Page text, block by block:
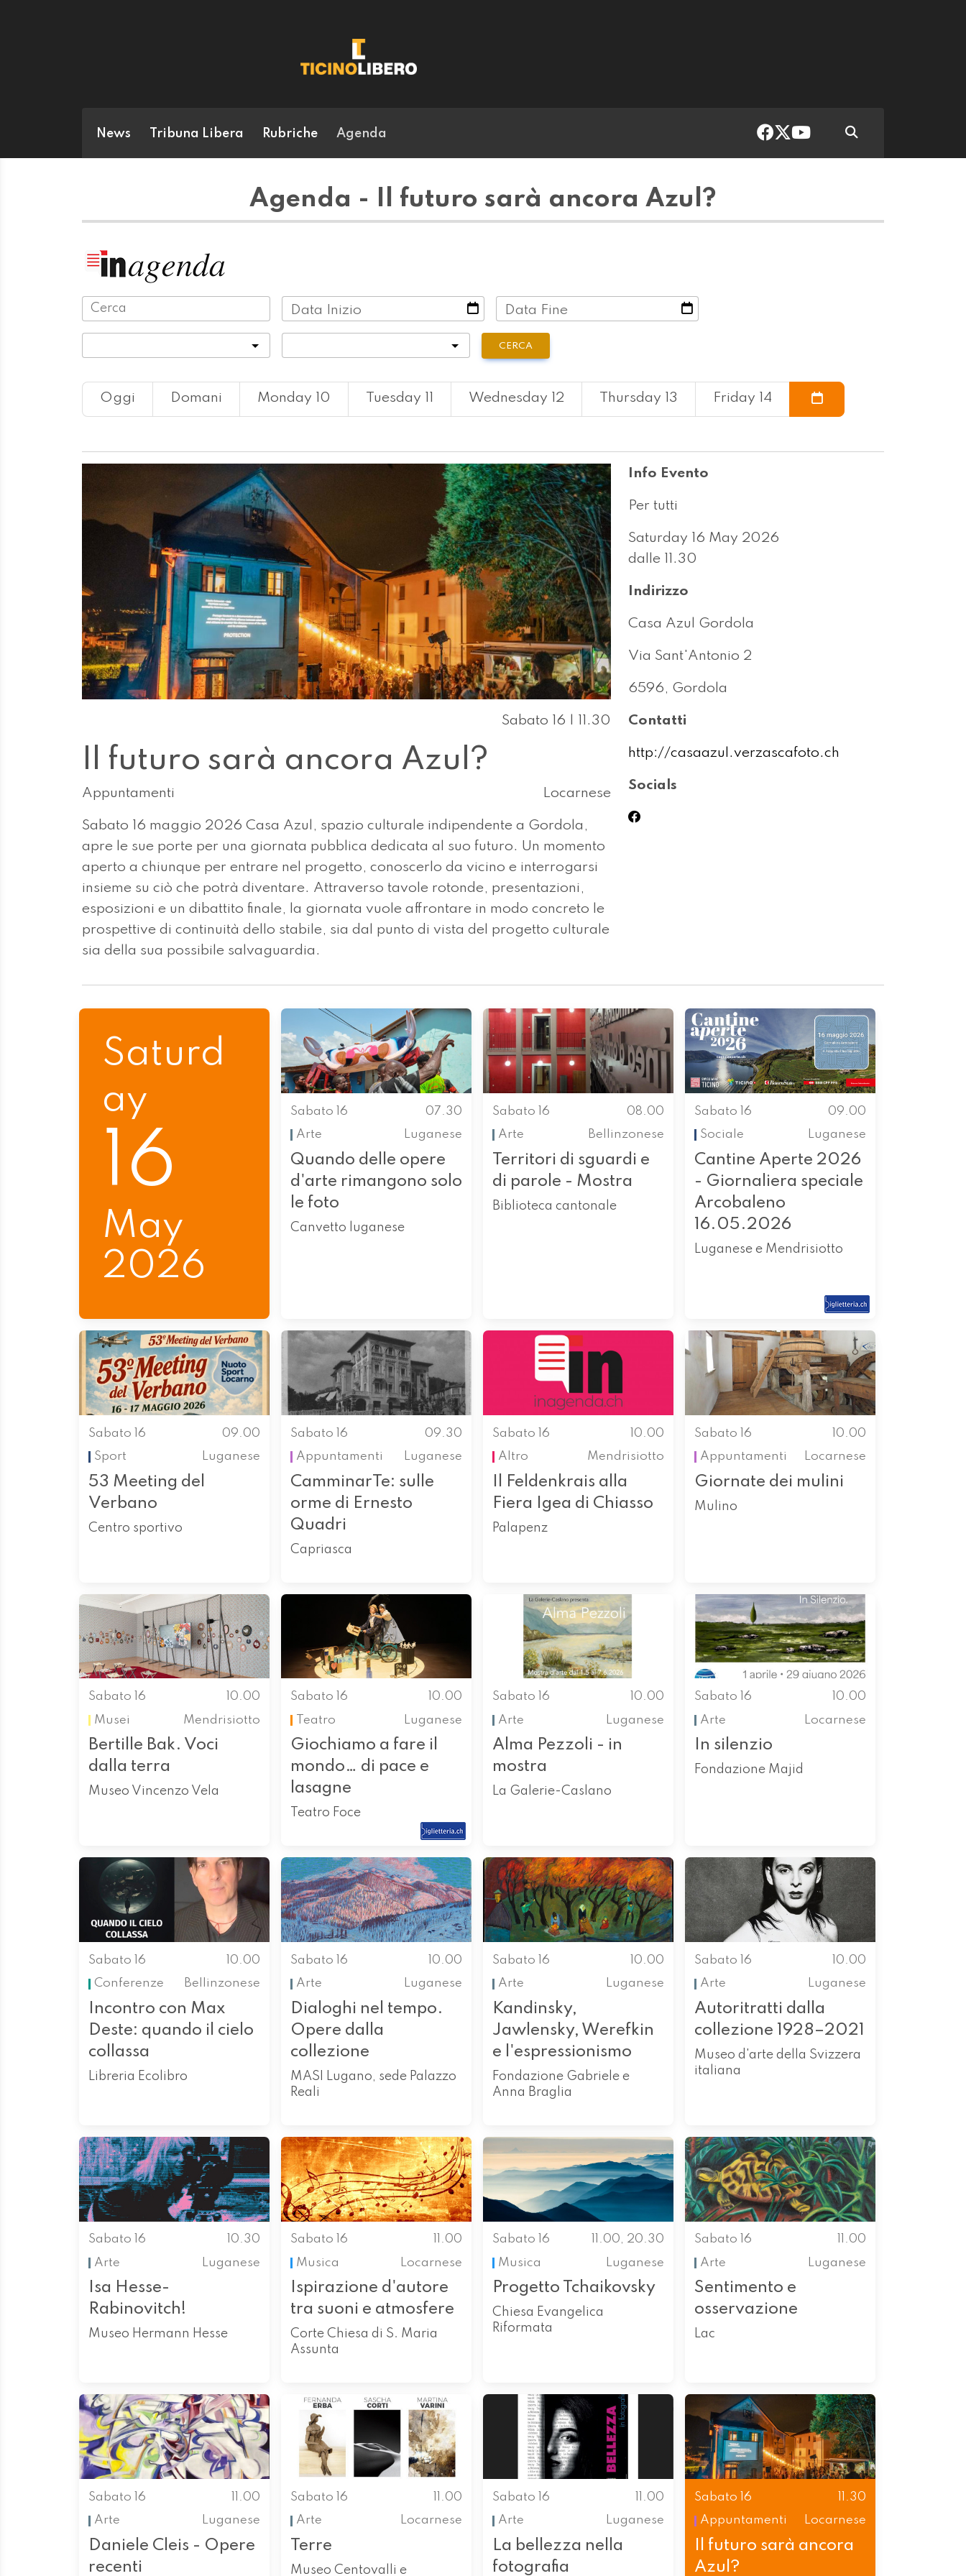
News Tribuna Libera Rubriche Agenda
Agenda - Il futuro sarà ancora Azul?
Data Inizio Data Fine
CERCA
Oggi Domani Monday 10 Tuesday 11 Wednesday 12 Thursday 13 Friday 14
Sabato 16 | 11.30
Il futuro sarà ancora Azul?
Appuntamenti Locarnese
Sabato 16 maggio 2026 Casa Azul, spazio culturale indipendente a Gordola,
apre le sue porte per una giornata pubblica dedicata al suo futuro. Un momento
aperto a chiunque per entrare nel progetto, conoscerlo da vicino e interrogarsi
insieme su ciò che potrà diventare. Attraverso tavole rotonde, presentazioni,
esposizioni e un dibattito finale, la giornata vuole affrontare in modo concreto le
prospettive di continuità dello stabile, sia dal punto di vista del progetto culturale
sia della sua possibile salvaguardia.
Info Evento
Per tutti
Saturday 16 May 2026
dalle 11.30
Indirizzo
Casa Azul Gordola
Via Sant'Antonio 2
6596, Gordola
Contatti
http://casaazul.verzascafoto.ch
Socials
Saturd
ay
16
May
2026
Sabato 16
07.30
Arte
Luganese
Quando delle opere
d'arte rimangono solo
le foto
Canvetto luganese
Sabato 16
08.00
Arte
Bellinzonese
Territori di sguardi e
di parole - Mostra
Biblioteca cantonale
Sabato 16
09.00
Sociale
Luganese
Cantine Aperte 2026
- Giornaliera speciale
Arcobaleno
16.05.2026
Luganese e Mendrisiotto
Sabato 16
09.00
Sport
Luganese
53 Meeting del
Verbano
Centro sportivo
Sabato 16
09.30
Appuntamenti
Luganese
CamminarTe: sulle
orme di Ernesto
Quadri
Capriasca
Sabato 16
10.00
Altro
Mendrisiotto
Il Feldenkrais alla
Fiera Igea di Chiasso
Palapenz
Sabato 16
10.00
Appuntamenti
Locarnese
Giornate dei mulini
Mulino
Sabato 16
10.00
Musei
Mendrisiotto
Bertille Bak. Voci
dalla terra
Museo Vincenzo Vela
Sabato 16
10.00
Teatro
Luganese
Giochiamo a fare il
mondo… di pace e
lasagne
Teatro Foce
Sabato 16
10.00
Arte
Luganese
Alma Pezzoli - in
mostra
La Galerie-Caslano
Sabato 16
10.00
Arte
Locarnese
In silenzio
Fondazione Majid
Sabato 16
10.00
Conferenze
Bellinzonese
Incontro con Max
Deste: quando il cielo
collassa
Libreria Ecolibro
Sabato 16
10.00
Arte
Luganese
Dialoghi nel tempo.
Opere dalla
collezione
MASI Lugano, sede Palazzo
Reali
Sabato 16
10.00
Arte
Luganese
Kandinsky,
Jawlensky, Werefkin
e l'espressionismo
Fondazione Gabriele e
Anna Braglia
Sabato 16
10.00
Arte
Luganese
Autoritratti dalla
collezione 1928–2021
Museo d'arte della Svizzera
italiana
Sabato 16
10.30
Arte
Luganese
Isa Hesse-
Rabinovitch!
Museo Hermann Hesse
Sabato 16
11.00
Musica
Locarnese
Ispirazione d'autore
tra suoni e atmosfere
Corte Chiesa di S. Maria
Assunta
Sabato 16
11.00, 20.30
Musica
Luganese
Progetto Tchaikovsky
Chiesa Evangelica
Riformata
Sabato 16
11.00
Arte
Luganese
Sentimento e
osservazione
Lac
Sabato 16
11.00
Arte
Luganese
Daniele Cleis - Opere
recenti
Sabato 16
11.00
Arte
Locarnese
Terre
Museo Centovalli e
Sabato 16
11.00
Arte
Luganese
La bellezza nella
fotografia
Sabato 16
11.30
Appuntamenti
Locarnese
Il futuro sarà ancora
Azul?